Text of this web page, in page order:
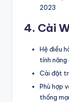
2023
4. Cài
Hệ điều
tính
Cài đặt
Phù hợp
thống